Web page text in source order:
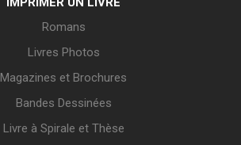
Romans
Livres Photos
Magazines et Brochures
Bandes Dessinées
Livre à Spirale et Thèse